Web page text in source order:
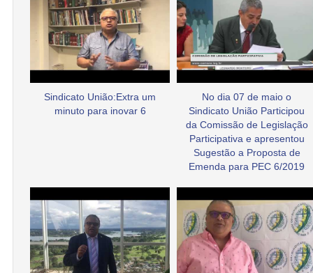
Sindicato União:Extra um
minuto para inovar 6
No dia 07 de maio o
Sindicato União Participou
da Comissão de Legislação
Participativa e apresentou
Sugestão a Proposta de
Emenda para PEC 6/2019